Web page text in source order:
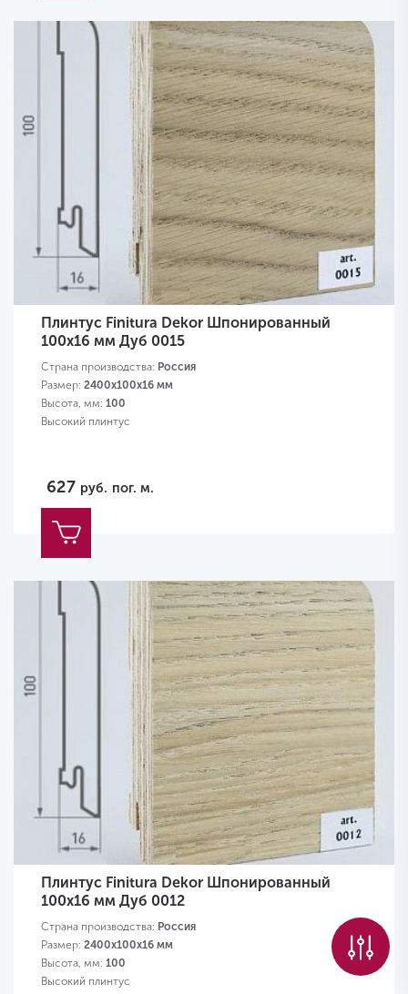
Плинтус Finitura Dekor Шпонированный
100х16 мм Дуб 0015
Страна производства: Россия
Размер: 2400х100х16 мм
Высота, мм: 100
Высокий плинтус
627 руб. пог. м.
Плинтус Finitura Dekor Шпонированный
100х16 мм Дуб 0012
Страна производства: Россия
Размер: 2400х100х16 мм
Высота, мм: 100
Высокий плинтус